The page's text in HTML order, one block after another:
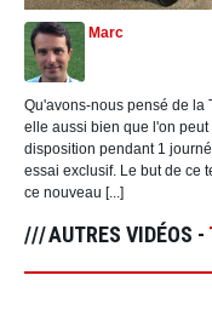
Marc
Qu'avons-nous pensé de la
elle aussi bien que l'on
disposition pendant 1
essai exclusif. Le but de ce
ce nouveau [...]
AUTRES VIDÉOS -